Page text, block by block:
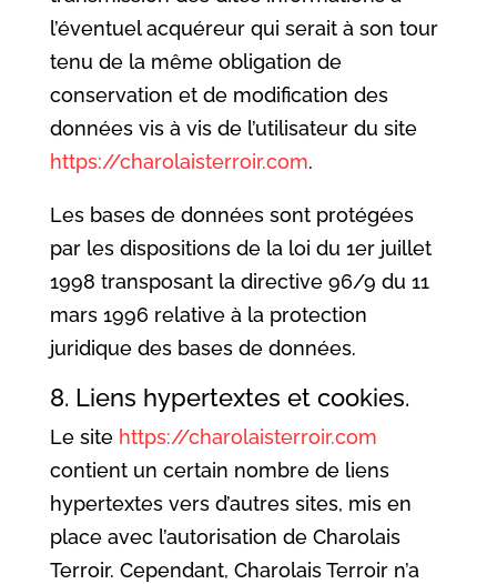
l’éventuel acquéreur qui serait à son tour
tenu de la même obligation de
conservation et de modification des
données vis à vis de l’utilisateur du site
https://charolaisterroir.com.
Les bases de données sont protégées
par les dispositions de la loi du 1er juillet
1998 transposant la directive 96/9 du 11
mars 1996 relative à la protection
juridique des bases de données.
8. Liens hypertextes et cookies.
Le site https://charolaisterroir.com
contient un certain nombre de liens
hypertextes vers d’autres sites, mis en
place avec l’autorisation de Charolais
Terroir. Cependant, Charolais Terroir n’a